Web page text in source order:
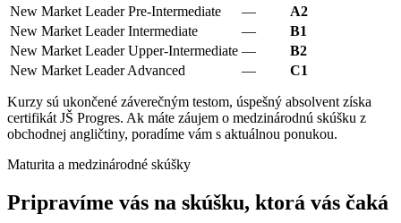
New Market Leader Pre-Intermediate
—
A2
New Market Leader Intermediate
—
B1
New Market Leader Upper-Intermediate —
B2
New Market Leader Advanced
— C1
Kurzy sú ukončené záverečným testom, úspešný absolvent získa
certifikát JŠ Progres. Ak máte záujem o medzinárodnú skúšku z
obchodnej angličtiny, poradíme vám s aktuálnou ponukou.
Maturita a medzinárodné skúšky
Pripravíme vás na skúšku, ktorá vás čaká